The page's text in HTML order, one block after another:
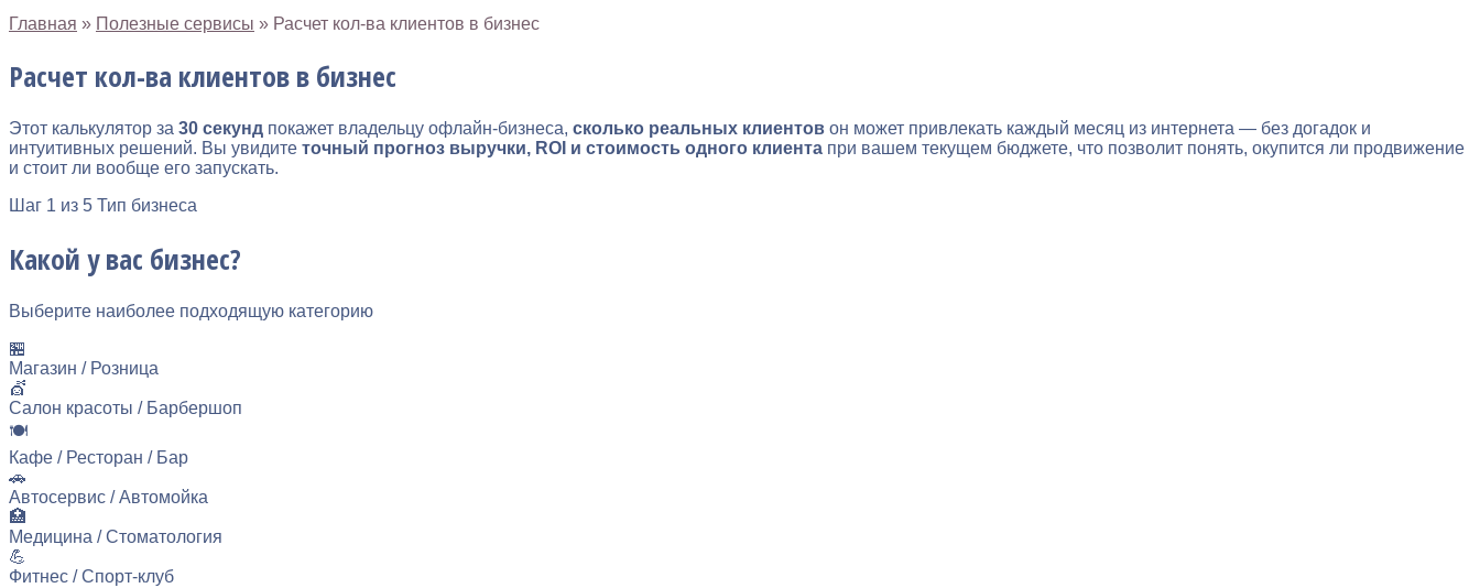
Главная » Полезные сервисы » Расчет кол-ва клиентов в бизнес
Расчет кол-ва клиентов в бизнес
Этот калькулятор за 30 секунд покажет владельцу офлайн-бизнеса, сколько реальных клиентов он может привлекать каждый месяц из интернета — без догадок и
интуитивных решений. Вы увидите точный прогноз выручки, ROI и стоимость одного клиента при вашем текущем бюджете, что позволит понять, окупится ли продвижение
и стоит ли вообще его запускать.
Шаг 1 из 5 Тип бизнеса
Какой у вас бизнес?
Выберите наиболее подходящую категорию
🏪
Магазин / Розница
💇
Салон красоты / Барбершоп
🍽️
Кафе / Ресторан / Бар
🚗
Автосервис / Автомойка
🏥
Медицина / Стоматология
💪
Фитнес / Спорт-клуб